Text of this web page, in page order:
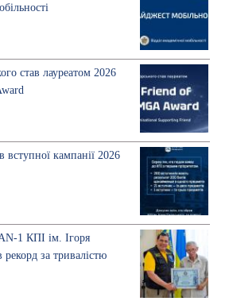
став лауреатом 2026
вступної кампанії 2026
1 КПІ ім. Ігоря
рекорд за тривалістю